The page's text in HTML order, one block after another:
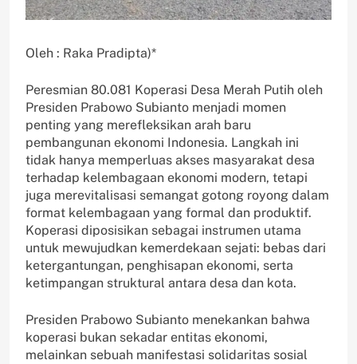
Oleh : Raka Pradipta)*
Peresmian 80.081 Koperasi Desa Merah Putih oleh
Presiden Prabowo Subianto menjadi momen
penting yang merefleksikan arah baru
pembangunan ekonomi Indonesia. Langkah ini
tidak hanya memperluas akses masyarakat desa
terhadap kelembagaan ekonomi modern, tetapi
juga merevitalisasi semangat gotong royong dalam
format kelembagaan yang formal dan produktif.
Koperasi diposisikan sebagai instrumen utama
untuk mewujudkan kemerdekaan sejati: bebas dari
ketergantungan, penghisapan ekonomi, serta
ketimpangan struktural antara desa dan kota.
Presiden Prabowo Subianto menekankan bahwa
koperasi bukan sekadar entitas ekonomi,
melainkan sebuah manifestasi solidaritas sosial